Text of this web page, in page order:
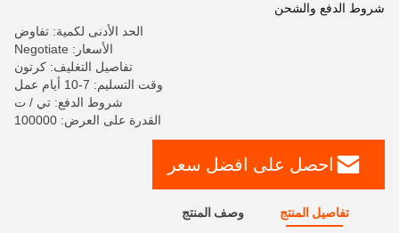
شروط الدفع والشحن
الحد الأدنى لكمية: تفاوض
الأسعار: Negotiate
تفاصيل التغليف: كرتون
وقت التسليم: 7-10 أيام عمل
شروط الدفع: تي / ت
القدرة على العرض: 100000
احصل على افضل سعر
تفاصيل المنتج وصف المنتج